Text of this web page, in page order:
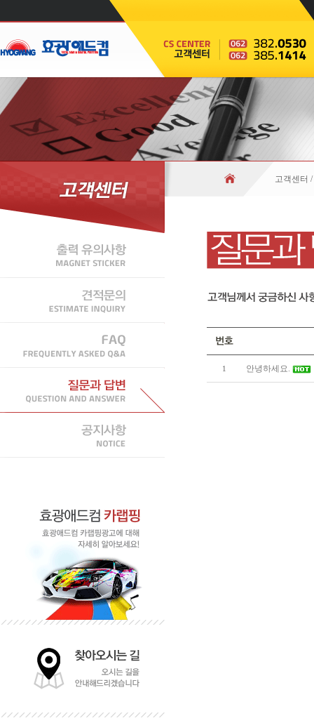
고객센터
1 안녕하세요.